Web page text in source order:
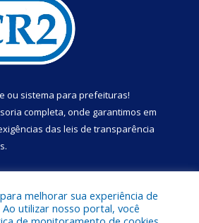
ou sistema para prefeituras!
completa, onde garantimos em
das leis de transparência
melhorar sua experiência de
utilizar nosso portal, você